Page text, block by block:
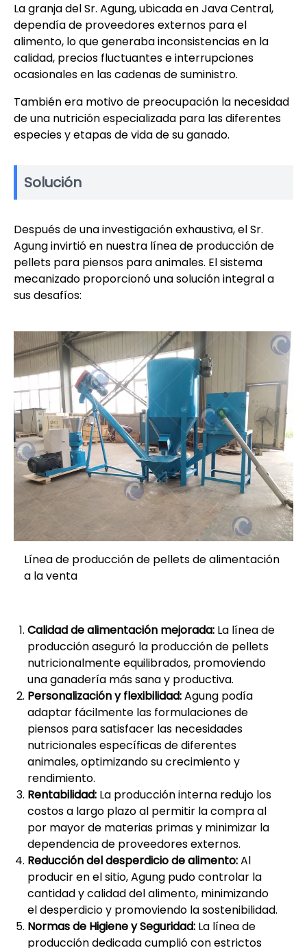
La granja del Sr. Agung, ubicada en Java Central,
dependía de proveedores externos para el
alimento, lo que generaba inconsistencias en la
calidad, precios fluctuantes e interrupciones
ocasionales en las cadenas de suministro.
También era motivo de preocupación la necesidad
de una nutrición especializada para las diferentes
especies y etapas de vida de su ganado.
Solución
Después de una investigación exhaustiva, el Sr.
Agung invirtió en nuestra línea de producción de
pellets para piensos para animales. El sistema
mecanizado proporcionó una solución integral a
sus desafíos:
Línea de producción de pellets de alimentación
a la venta
Calidad de alimentación mejorada: La línea de
producción aseguró la producción de pellets
nutricionalmente equilibrados, promoviendo
una ganadería más sana y productiva.
Personalización y flexibilidad:Agung podía
adaptar fácilmente las formulaciones de
piensos para satisfacer las necesidades
nutricionales específicas de diferentes
animales, optimizando su crecimiento y
rendimiento.
Rentabilidad: La producción interna redujo los
costos a largo plazo al permitir la compra al
por mayor de materias primas y minimizar la
dependencia de proveedores externos.
Reducción del desperdicio de alimento:Al
producir en el sitio, Agung pudo controlar la
cantidad y calidad del alimento, minimizando
el desperdicio y promoviendo la sostenibilidad.
Normas de Higiene y Seguridad: La línea de
producción dedicada cumplió con estrictos